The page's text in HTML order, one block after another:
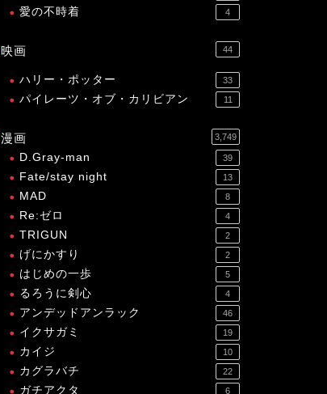
愛の不時着 4
映画 44
ハリー・ポッター 33
パイレーツ・オブ・カリビアン 11
漫画 3,749
D.Gray-man 39
Fate/stay night 13
MAD 8
Re:ゼロ 4
TRIGUN 2
げにかすり 2
はじめの一歩 5
るろうに剣心 4
アンデッドアンラック 46
イクサガミ 19
カイジ 10
カグラバチ 22
ガチアクタ 6